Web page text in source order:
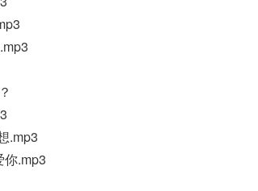
.mp3
你.mp3